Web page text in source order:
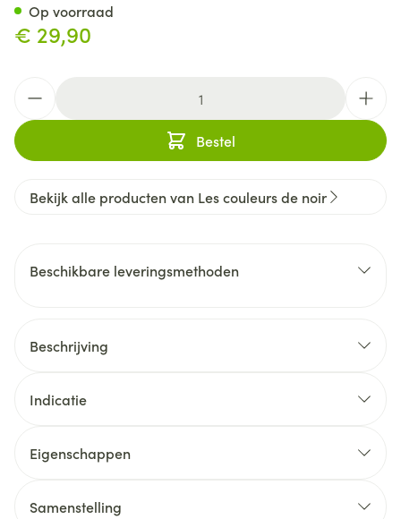
€ 29,90
Bestel
Op voorraad
Bekijk alle producten van Les couleurs de noir
Beschikbare leveringsmethoden
Beschrijving
Indicatie
Eigenschappen
Samenstelling